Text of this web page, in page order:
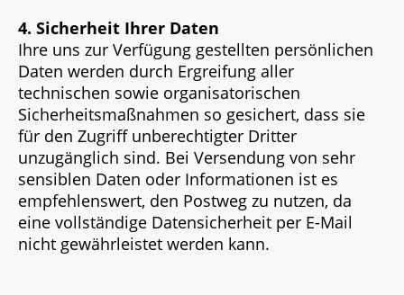
4. Sicherheit Ihrer Daten
Ihre uns zur Verfügung gestellten persönlichen
Daten werden durch Ergreifung aller
technischen sowie organisatorischen
Sicherheitsmaßnahmen so gesichert, dass sie
für den Zugriff unberechtigter Dritter
unzugänglich sind. Bei Versendung von sehr
sensiblen Daten oder Informationen ist es
empfehlenswert, den Postweg zu nutzen, da
eine vollständige Datensicherheit per E-Mail
nicht gewährleistet werden kann.